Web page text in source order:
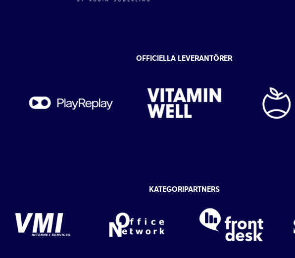
OFFICIELLA LEVERANTÖRER
KATEGORIPARTNERS